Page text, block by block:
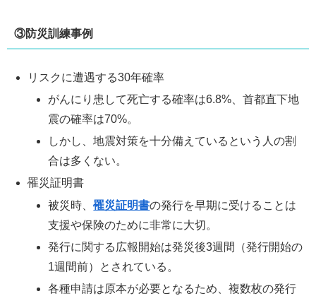
③防災訓練事例
リスクに遭遇する30年確率
がんにり患して死亡する確率は6.8%、首都直下地
震の確率は70%。
しかし、地震対策を十分備えているという人の割
合は多くない。
罹災証明書
被災時、罹災証明書の発行を早期に受けることは
支援や保険のために非常に大切。
発行に関する広報開始は発災後3週間（発行開始の
1週間前）とされている。
各種申請は原本が必要となるため、複数枚の発行